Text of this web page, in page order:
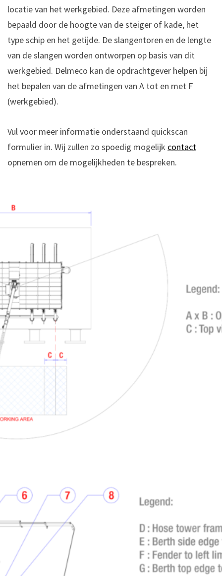
locatie van het werkgebied. Deze afmetingen worden
bepaald door de hoogte van de steiger of kade, het
type schip en het getijde. De slangentoren en de lengte
van de slangen worden ontworpen op basis van dit
werkgebied. Delmeco kan de opdrachtgever helpen bij
het bepalen van de afmetingen van A tot en met F
(werkgebied).
Vul voor meer informatie onderstaand quickscan
formulier in. Wij zullen zo spoedig mogelijk contact
opnemen om de mogelijkheden te bespreken.